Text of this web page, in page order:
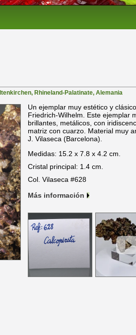
, Rhineland-Palatinate, Alemania
Un ejemplar muy estético y
Friedrich-Wilhelm. Este ejemplar
brillantes, metálicos, con
matriz con cuarzo. Material muy
J. Vilaseca (Barcelona).
Medidas: 15.2 x 7.8 x 4.2 cm.
Cristal principal: 1.4 cm.
Col. Vilaseca #628
Más información